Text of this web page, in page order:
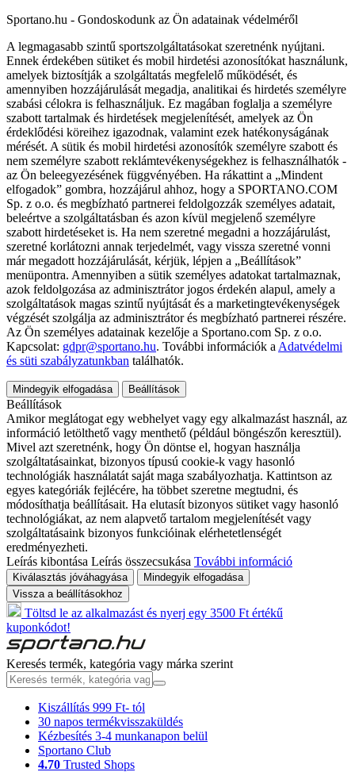
Sportano.hu - Gondoskodunk az Ön adatainak védelméről
A legmagasabb szintű sportszolgáltatásokat szeretnénk nyújtani.
Ennek érdekében sütiket és mobil hirdetési azonosítókat használunk,
amelyek biztosítják a szolgáltatás megfelelő működését, és
amennyiben hozzájárulását megadja, analitikai és hirdetés személyre
szabási célokra is felhasználjuk. Ez magában foglalja a személyre
szabott tartalmak és hirdetések megjelenítését, amelyek az Ön
érdeklődési köreihez igazodnak, valamint ezek hatékonyságának
mérését. A sütik és mobil hirdetési azonosítók személyre szabott és
nem személyre szabott reklámtevékenységekhez is felhasználhatók -
az Ön beleegyezésének függvényében. Ha rákattint a „Mindent
elfogadok” gombra, hozzájárul ahhoz, hogy a SPORTANO.COM
Sp. z o.o. és megbízható partnerei feldolgozzák személyes adatait,
beleértve a szolgáltatásban és azon kívül megjelenő személyre
szabott hirdetéseket is. Ha nem szeretné megadni a hozzájárulást,
szeretné korlátozni annak terjedelmét, vagy vissza szeretné vonni
már megadott hozzájárulását, kérjük, lépjen a „Beállítások”
menüpontra. Amennyiben a sütik személyes adatokat tartalmaznak,
azok feldolgozása az adminisztrátor jogos érdekén alapul, amely a
szolgáltatások magas szintű nyújtását és a marketingtevékenységek
végzését szolgálja az adminisztrátor és megbízható partnerei részére.
Az Ön személyes adatainak kezelője a Sportano.com Sp. z o.o.
Kapcsolat: gdpr@sportano.hu. További információk a Adatvédelmi
és süti szabályzatunkban találhatók.
Mindegyik elfogadása Beállítások
Beállítások
Amikor meglátogat egy webhelyet vagy egy alkalmazást használ, az
információ letölthető vagy menthető (például böngészőn keresztül).
Mivel azt szeretnénk, hogy Ön döntse el, hogyan használja
szolgáltatásainkat, bizonyos típusú cookie-k vagy hasonló
technológiák használatát saját maga szabályozhatja. Kattintson az
egyes kategóriák fejlécére, ha többet szeretne megtudni, és
módosíthatja beállításait. Ha elutasít bizonyos sütiket vagy hasonló
technológiákat, az nem alapvető tartalom megjelenítését vagy
szolgáltatásaink bizonyos funkcióinak elérhetetlenségét
eredményezheti.
Leírás kibontása Leírás összecsukása További információ
Kiválasztás jóváhagyása
Mindegyik elfogadása
Vissza a beállításokhoz
Töltsd le az alkalmazást és nyerj egy 3500 Ft értékű
kuponkódot!
Keresés termék, kategória vagy márka szerint
Kiszállítás 999 Ft- tól
30 napos termékvisszaküldés
Kézbesítés 3-4 munkanapon belül
Sportano Club
4.70 Trusted Shops